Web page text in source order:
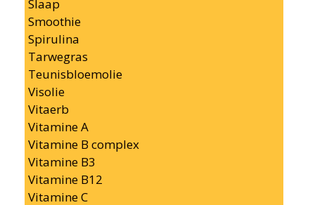
Slaap
Smoothie
Spirulina
Tarwegras
Teunisbloemolie
Visolie
Vitaerb
Vitamine A
Vitamine B complex
Vitamine B3
Vitamine B12
Vitamine C